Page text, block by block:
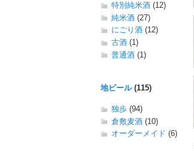
特別純米酒 (12)
純米酒 (27)
にごり酒 (12)
古酒 (1)
普通酒 (1)
地ビール(115)
独歩 (94)
倉敷麦酒 (10)
オーダーメイド (6)